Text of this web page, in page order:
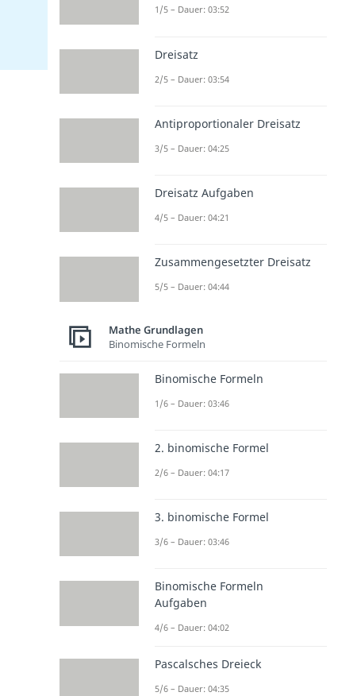
1/5 – Dauer: 03:52
Dreisatz
2/5 – Dauer: 03:54
Antiproportionaler Dreisatz
3/5 – Dauer: 04:25
Dreisatz Aufgaben
4/5 – Dauer: 04:21
Zusammengesetzter Dreisatz
5/5 – Dauer: 04:44
Mathe Grundlagen
Binomische Formeln
Binomische Formeln
1/6 – Dauer: 03:46
2. binomische Formel
2/6 – Dauer: 04:17
3. binomische Formel
3/6 – Dauer: 03:46
Binomische Formeln
Aufgaben
4/6 – Dauer: 04:02
Pascalsches Dreieck
5/6 – Dauer: 04:35